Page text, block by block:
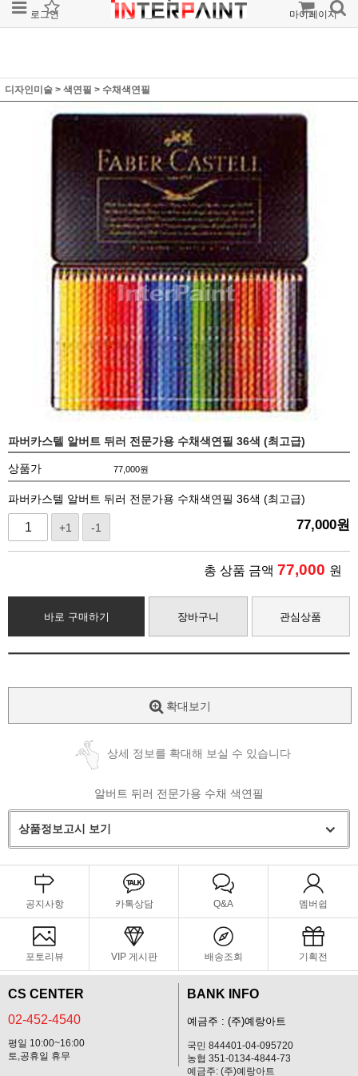
로그인 회원가입 주문조회 마이페이지
디자인미술 > 색연필 > 수채색연필
파버카스텔 알버트 뒤러 전문가용 수채색연필 36색 (최고급)
상품가 77,000원
파버카스텔 알버트 뒤러 전문가용 수채색연필 36색 (최고급)
+1 -1 77,000원
총 상품 금액 77,000 원
바로 구매하기 장바구니 관심상품
확대보기
상세 정보를 확대해 보실 수 있습니다
알버트 뒤러 전문가용 수채 색연필
상품정보고시 보기
공지사항 카톡상담 Q&A 멤버쉽
포토리뷰 VIP 게시판 배송조회 기획전
CS CENTER
02-452-4540
평일 10:00~16:00
토,공휴일 휴무
BANK INFO
예금주 : (주)예랑아트
국민 844401-04-095720
농협 351-0134-4844-73
예금주: (주)예랑아트